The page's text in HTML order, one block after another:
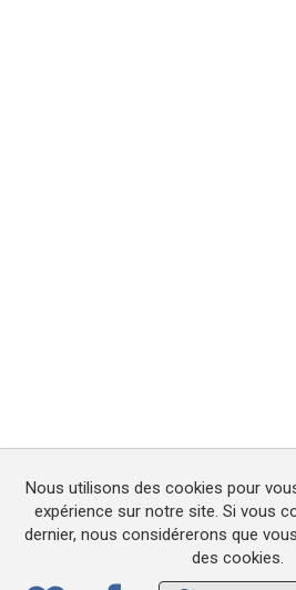
Nous utilisons des cookies pour
expérience sur notre site. Si vous
dernier, nous considérerons que
des cookies.